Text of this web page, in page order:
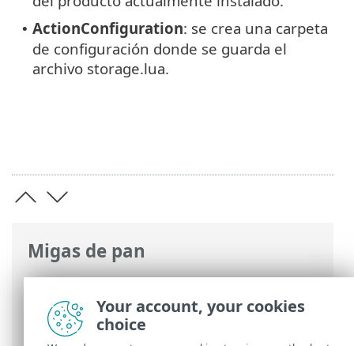
Migas de pan
Ayuda en línea de ESET>ESET PROTECT
On-Prem
>Solución de problemas>
Herramienta de diagnóstico
• ActionConfiguration: se crea una carpeta
de configuración donde se guarda el
archivo storage.lua.
Your account, your cookies
choice